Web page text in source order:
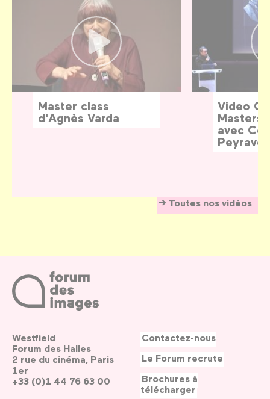
Toutes nos vidéos
Master class
d'Agnès Varda
Video
avec
Westfield
Forum des Halles
2 rue du cinéma, Paris
1er
+33 (0)1 44 76 63 00
Contactez-nous
Le Forum recrute
Brochures à
télécharger